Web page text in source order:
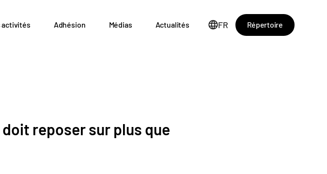
activités Adhésion Médias Actualités FR Répertoire
reposer sur plus que